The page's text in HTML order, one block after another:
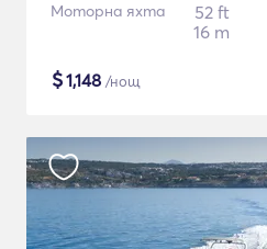
Моторна яхта
52 ft
16 m
$1,148 /нощ